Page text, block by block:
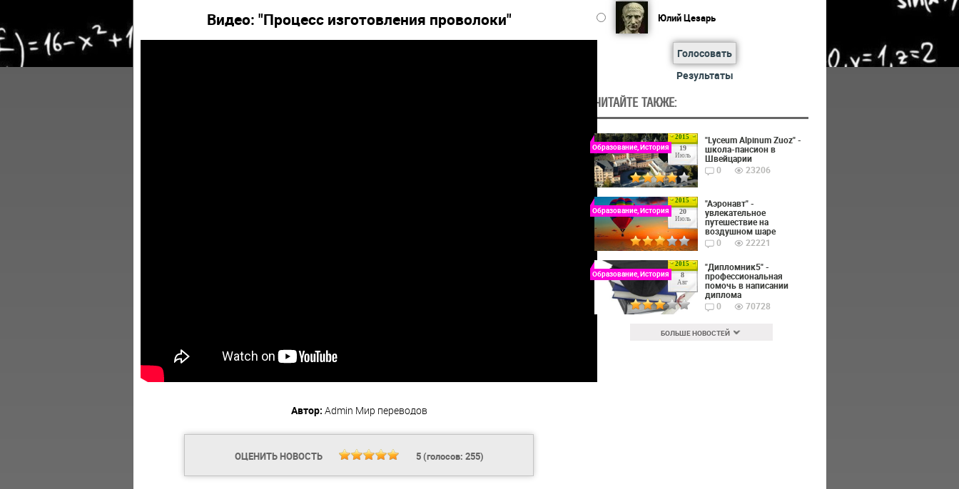
Видео: "Процесс изготовления проволоки"
Автор: Admin Мир переводов
ОЦЕНИТЬ НОВОСТЬ 5(голосов: 255)
Юлий Цезарь
Голосовать
Результаты
ЧИТАЙТЕ ТАКЖЕ:
2015
19
Июль
Образование, История
"Lyceum Alpinum Zuoz" -
школа-пансион в
Швейцарии
0
23206
2015
20
Июль
Образование, История
"Аэронавт" -
увлекательное
путешествие на
воздушном шаре
0
22221
2015
8
Авг
Образование, История
"Дипломник5" -
профессиональная
помочь в написании
диплома
0
70728
БОЛЬШЕ НОВОСТЕЙ